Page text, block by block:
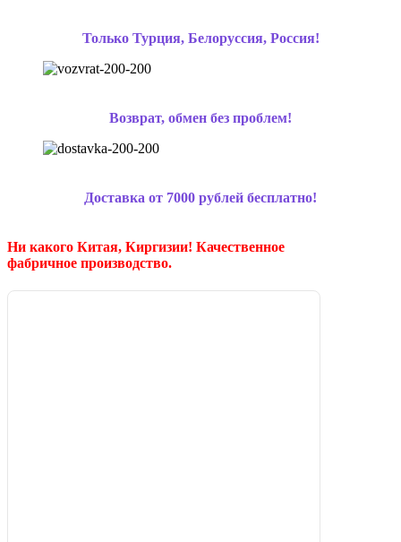
Только Турция, Белоруссия, Россия!
Возврат, обмен без проблем!
Доставка от 7000 рублей бесплатно!
Ни какого Китая, Киргизии! Качественное
фабричное производство.